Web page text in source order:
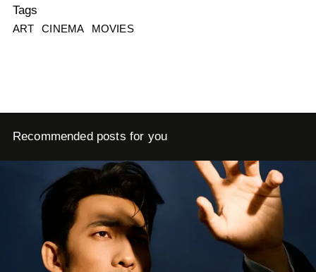
Tags
ART CINEMA MOVIES
Recommended posts for you